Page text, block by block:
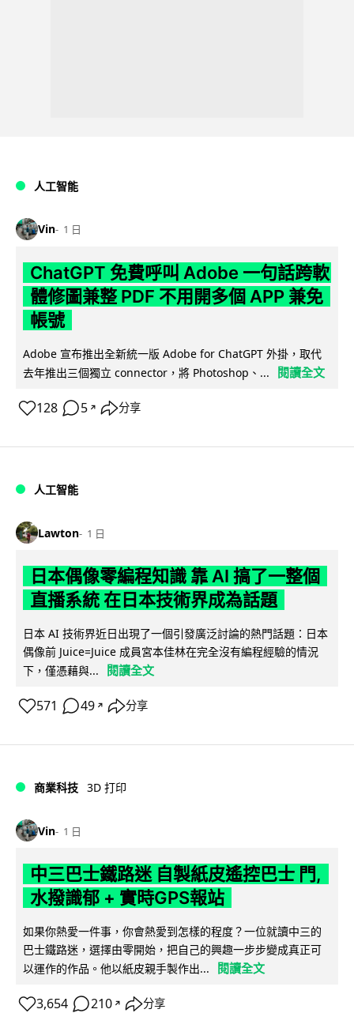
人工智能
Vin 1 日
ChatGPT 免費呼叫 Adobe 一句話跨軟
體修圖兼整 PDF 不用開多個 APP 兼免
帳號
Adobe 宣布推出全新統一版 Adobe for ChatGPT 外掛，取代
去年推出三個獨立 connector，將 Photoshop、...
閱讀全文
128 5 ↗ 分享
人工智能
Lawton 1 日
日本偶像零編程知識 靠 AI 搞了一整個
直播系統 在日本技術界成為話題
日本 AI 技術界近日出現了一個引發廣泛討論的熱門話題：日本
偶像前 Juice=Juice 成員宮本佳林在完全沒有編程經驗的情況
下，僅憑藉與...
閱讀全文
571 49 ↗ 分享
商業科技 3D 打印
Vin 1 日
中三巴士鐵路迷 自製紙皮遙控巴士 門,
水撥識郁 + 實時GPS報站
如果你熱愛一件事，你會熱愛到怎樣的程度？一位就讀中三的
巴士鐵路迷，選擇由零開始，把自己的興趣一步步變成真正可
以運作的作品。他以紙皮親手製作出...
閱讀全文
3,654 210 ↗ 分享